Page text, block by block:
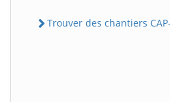
Trouver des chantiers